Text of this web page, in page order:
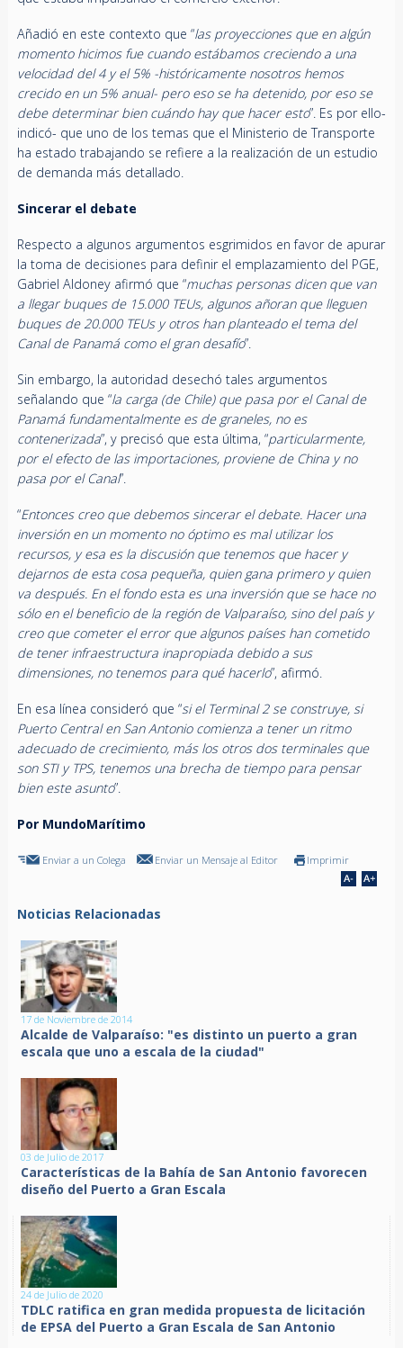
Añadió en este contexto que “las proyecciones que en algún
momento hicimos fue cuando estábamos creciendo a una
velocidad del 4 y el 5% -históricamente nosotros hemos
crecido en un 5% anual- pero eso se ha detenido, por eso se
debe determinar bien cuándo hay que hacer esto”. Es por ello-
indicó- que uno de los temas que el Ministerio de Transporte
ha estado trabajando se refiere a la realización de un estudio
de demanda más detallado.
Sincerar el debate
Respecto a algunos argumentos esgrimidos en favor de apurar
la toma de decisiones para definir el emplazamiento del PGE,
Gabriel Aldoney afirmó que “muchas personas dicen que van
a llegar buques de 15.000 TEUs, algunos añoran que lleguen
buques de 20.000 TEUs y otros han planteado el tema del
Canal de Panamá como el gran desafío”.
Sin embargo, la autoridad desechó tales argumentos
señalando que “la carga (de Chile) que pasa por el Canal de
Panamá fundamentalmente es de graneles, no es
contenerizada”, y precisó que esta última, “particularmente,
por el efecto de las importaciones, proviene de China y no
pasa por el Canal”.
“Entonces creo que debemos sincerar el debate. Hacer una
inversión en un momento no óptimo es mal utilizar los
recursos, y esa es la discusión que tenemos que hacer y
dejarnos de esta cosa pequeña, quien gana primero y quien
va después. En el fondo esta es una inversión que se hace no
sólo en el beneficio de la región de Valparaíso, sino del país y
creo que cometer el error que algunos países han cometido
de tener infraestructura inapropiada debido a sus
dimensiones, no tenemos para qué hacerlo”, afirmó.
En esa línea consideró que “si el Terminal 2 se construye, si
Puerto Central en San Antonio comienza a tener un ritmo
adecuado de crecimiento, más los otros dos terminales que
son STI y TPS, tenemos una brecha de tiempo para pensar
bien este asunto”.
Por MundoMarítimo
Enviar a un Colega Enviar un Mensaje al Editor Imprimir
Noticias Relacionadas
17 de Noviembre de 2014
Alcalde de Valparaíso: "es distinto un puerto a gran
escala que uno a escala de la ciudad"
03 de Julio de 2017
Características de la Bahía de San Antonio favorecen
diseño del Puerto a Gran Escala
24 de Julio de 2020
TDLC ratifica en gran medida propuesta de licitación
de EPSA del Puerto a Gran Escala de San Antonio